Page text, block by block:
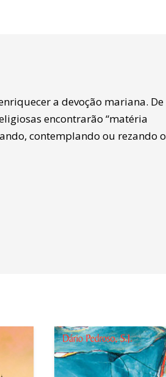
a devoção mariana. De
encontrarão “matéria
contemplando ou rezando o